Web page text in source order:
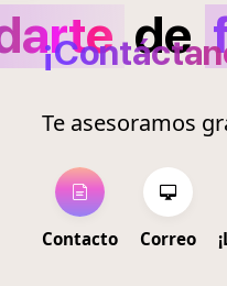
de
Te asesoramos
Contacto Correo